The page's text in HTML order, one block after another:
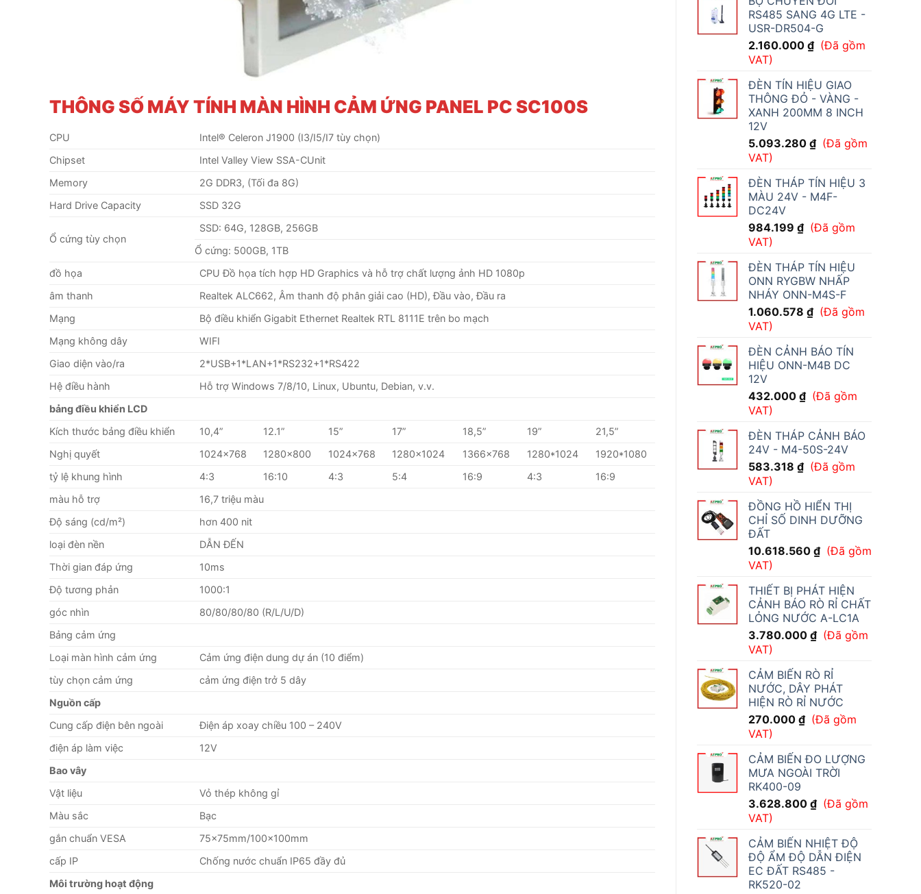
RS485 SANG 4G LTE -
USR-DR504-G
2.160.000 ₫ (Đã gồm
VAT)
ĐÈN TÍN HIỆU GIAO
THÔNG ĐỎ - VÀNG -
XANH 200MM 8 INCH
12V
5.093.280 ₫ (Đã gồm
VAT)
ĐÈN THÁP TÍN HIỆU 3
MÀU 24V - M4F-
DC24V
984.199 ₫ (Đã gồm
VAT)
ĐÈN THÁP TÍN HIỆU
ONN RYGBW NHẤP
NHÁY ONN-M4S-F
1.060.578 ₫ (Đã gồm
VAT)
ĐÈN CẢNH BÁO TÍN
HIỆU ONN-M4B DC
12V
432.000 ₫ (Đã gồm
VAT)
ĐÈN THÁP CẢNH BÁO
24V - M4-50S-24V
583.318 ₫ (Đã gồm
VAT)
ĐỒNG HỒ HIỂN THỊ
CHỈ SỐ DINH DƯỠNG
ĐẤT
10.618.560 ₫ (Đã gồm
VAT)
THIẾT BỊ PHÁT HIỆN
CẢNH BÁO RÒ RỈ CHẤT
LỎNG NƯỚC A-LC1A
3.780.000 ₫ (Đã gồm
VAT)
CẢM BIẾN RÒ RỈ
NƯỚC, DÂY PHÁT
HIỆN RÒ RỈ NƯỚC
270.000 ₫ (Đã gồm
VAT)
CẢM BIẾN ĐO LƯỢNG
MƯA NGOÀI TRỜI
RK400-09
3.628.800 ₫ (Đã gồm
VAT)
CẢM BIẾN NHIỆT ĐỘ
ĐỘ ẨM ĐỘ DẪN ĐIỆN
EC ĐẤT RS485 -
RK520-02
THÔNG SỐMÁY TÍNH MÀN HÌNH CẢM ỨNG PANEL PC SC100S
CPU
Intel® Celeron J1900 (I3/I5/I7 tùy chọn)
Chipset
Intel Valley View SSA-CUnit
Memory
2G DDR3, (Tối đa 8G)
Hard Drive Capacity
SSD 32G
Ổ cứng tùy chọn
SSD: 64G, 128GB, 256GB
Ổ cứng: 500GB, 1TB
đồ họa
CPU Đồ họa tích hợp HD Graphics và hỗ trợ chất lượng ảnh HD 1080p
âm thanh
Realtek ALC662, Âm thanh độ phân giải cao (HD), Đầu vào, Đầu ra
Mạng
Bộ điều khiển Gigabit Ethernet Realtek RTL 8111E trên bo mạch
Mạng không dây
WIFI
Giao diện vào/ra
2*USB+1*LAN+1*RS232+1*RS422
Hệ điều hành
Hỗ trợ Windows 7/8/10, Linux, Ubuntu, Debian, v.v.
bảng điều khiển LCD
Kích thước bảng điều khiển
10,4” 12.1” 15” 17” 18,5” 19”
21,5”
Nghị quyết
1024×768 1280×800 1024×768 1280×1024 1366×768 1280*1024
1920*1080
tỷ lệ khung hình
4:3 16:10 4:3 5:4 16:9 4:3
16:9
màu hỗ trợ
16,7 triệu màu
Độ sáng (cd/m²)
hơn 400 nit
loại đèn nền
DẪN ĐẾN
Thời gian đáp ứng
10ms
Độ tương phản
1000:1
góc nhìn
80/80/80/80 (R/L/U/D)
Bảng cảm ứng
Loại màn hình cảm ứng
Cảm ứng điện dung dự án (10 điểm)
tùy chọn cảm ứng
cảm ứng điện trở 5 dây
Nguồn cấp
Cung cấp điện bên ngoài
Điện áp xoay chiều 100 – 240V
điện áp làm việc
12V
Bao vây
Vật liệu
Vỏ thép không gỉ
Màu sắc
Bạc
gắn chuẩn VESA
75×75mm/100×100mm
cấp IP
Chống nước chuẩn IP65 đầy đủ
Môi trường hoạt động